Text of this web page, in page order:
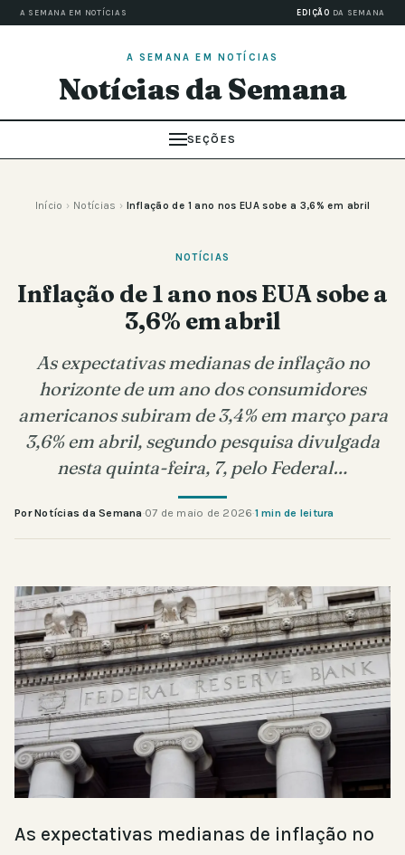
A SEMANA EM NOTÍCIAS EDIÇÃO DA SEMANA
A SEMANA EM NOTÍCIAS
Notícias da Semana
SEÇÕES
Início › Notícias › Inflação de 1 ano nos EUA sobe a 3,6% em abril
NOTÍCIAS
Inflação de 1 ano nos EUA sobe a
3,6% em abril
As expectativas medianas de inflação no
horizonte de um ano dos consumidores
americanos subiram de 3,4% em março para
3,6% em abril, segundo pesquisa divulgada
nesta quinta-feira, 7, pelo Federal…
Por Notícias da Semana·07 de maio de 2026·1 min de leitura
As expectativas medianas de inflação no